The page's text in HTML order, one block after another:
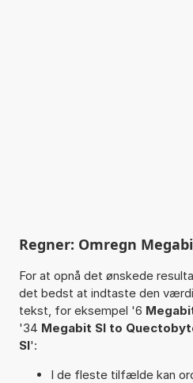
Regner: Omregn
For at opnå det ønskede
det bedst at indtaste den
tekst, for eksempel '6
'34 Megabit SI to
SI':
I de fleste tilfælde kan